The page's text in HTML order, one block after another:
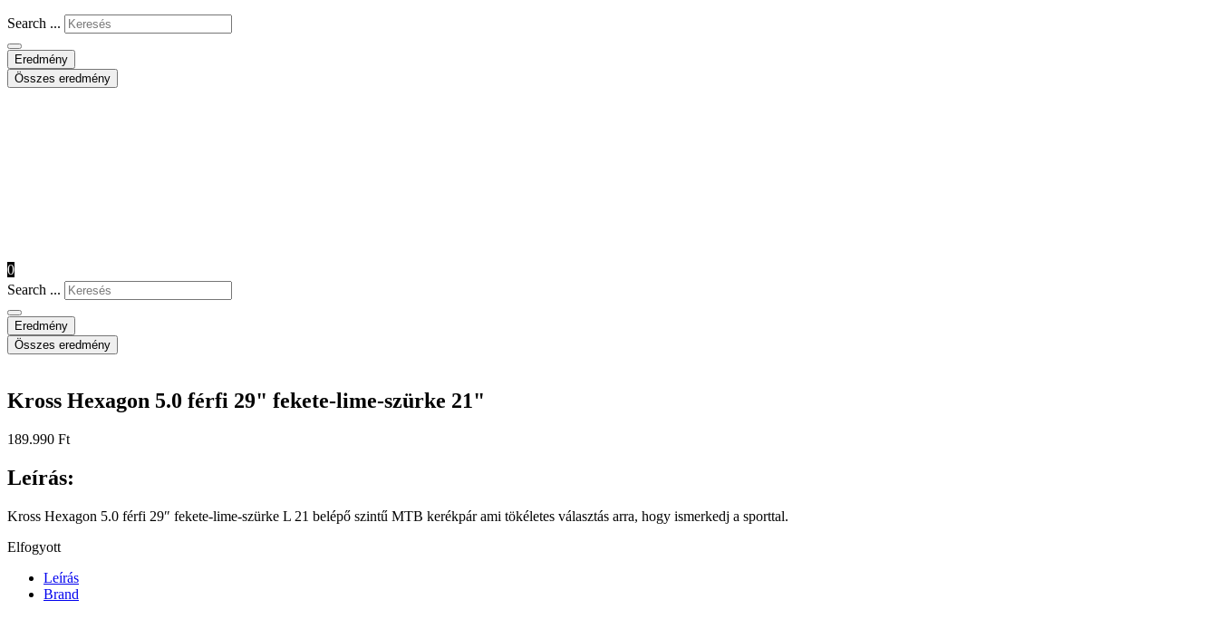
Search ...
Eredmény
Összes eredmény
0
Search ...
Eredmény
Összes eredmény
Kross Hexagon 5.0 férfi 29" fekete-lime-szürke 21"
189.990 Ft
Leírás:
Kross Hexagon 5.0 férfi 29″ fekete-lime-szürke L 21 belépő szintű MTB kerékpár ami tökéletes választás arra, hogy ismerkedj a sporttal.
Elfogyott
Leírás
Brand